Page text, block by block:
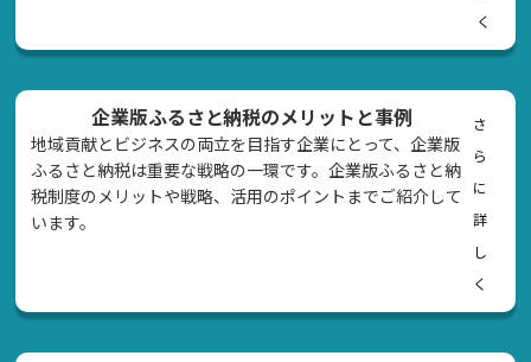
く
企業版ふるさと納税のメリットと事例
地域貢献とビジネスの両立を目指す企業にとって、企業版
ふるさと納税は重要な戦略の一環です。企業版ふるさと納
税制度のメリットや戦略、活用のポイントまでご紹介して
います。
さ
ら
に
詳
し
く